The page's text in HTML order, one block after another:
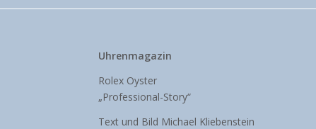
Uhrenmagazin
Rolex Oyster
„Professional-Story“
Text und Bild Michael Kliebenstein